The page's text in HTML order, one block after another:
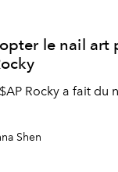
le nail art
Rocky a fait du
Shen